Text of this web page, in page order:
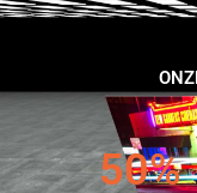
50%